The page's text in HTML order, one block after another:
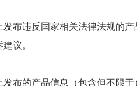
发布违反国家相关法律法规的
议。
布的产品信息（包含但不限于